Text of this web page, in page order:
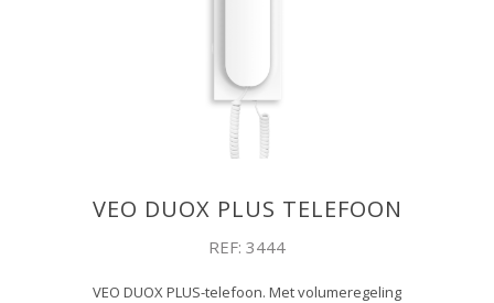
VEO DUOX PLUS TELEFOON
REF: 3444
VEO DUOX PLUS-telefoon. Met volumeregeling